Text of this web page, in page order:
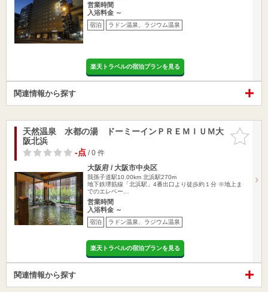
営業時間
入浴料金 ～
宿泊 ラドン温泉、ラジウム温泉
楽天トラベルの宿泊プランを見る
関連情報から探す
お気に入
りに追加
天然温泉 水都の湯 ドーミーインＰＲＥＭＩＵＭ大
阪北浜
-点/ 0 件
大阪府 / 大阪市中央区
我孫子道駅10.00km 北浜駅270m
地下鉄堺筋線「北浜駅」4番出口より徒歩約１分 ※地上ま
でのエレベー…
営業時間
入浴料金 ～
宿泊 ラドン温泉、ラジウム温泉
楽天トラベルの宿泊プランを見る
関連情報から探す